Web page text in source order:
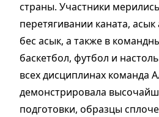
страны. Участники
перетягивании каната, асык
бес асык, а также в
баскетбол, футбол и
всех дисциплинах команда
демонстрировала
подготовки, образцы